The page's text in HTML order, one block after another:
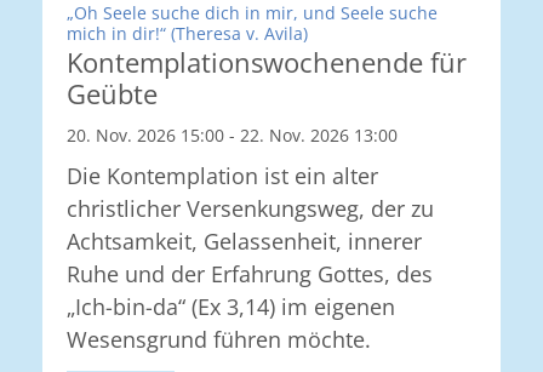
„Oh Seele suche dich in mir, und Seele suche
mich in dir!“ (Theresa v. Avila):
Kontemplationswochenende für
Geübte
20. Nov. 2026 15:00 - 22. Nov. 2026 13:00
Die Kontemplation ist ein alter
christlicher Versenkungsweg, der zu
Achtsamkeit, Gelassenheit, innerer
Ruhe und der Erfahrung Gottes, des
„Ich-bin-da“ (Ex 3,14) im eigenen
Wesensgrund führen möchte.